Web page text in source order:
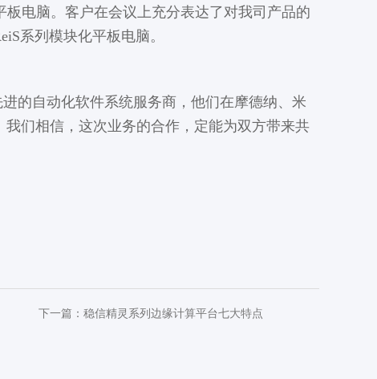
电脑。客户在会议上充分表达了对我司产品的
系列模块化平板电脑。
的自动化软件系统服务商，他们在摩德纳、米
我们相信，这次业务的合作，定能为双方带来共
下一篇： 稳信精灵系列边缘计算平台七大特点